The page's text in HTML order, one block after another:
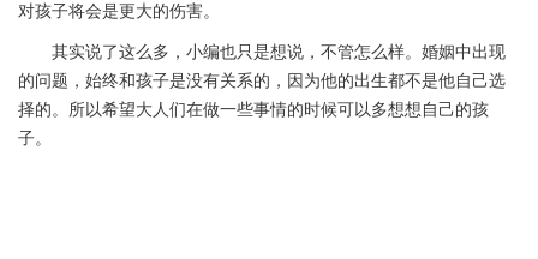
对孩子将会是更大的伤害。
其实说了这么多，小编也只是想说，不管怎么样。婚姻中出现
的问题，始终和孩子是没有关系的，因为他的出生都不是他自己选
择的。所以希望大人们在做一些事情的时候可以多想想自己的孩
子。